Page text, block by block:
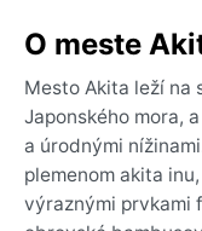
O meste
Mesto Akita leží na
Japonského mora,
a úrodnými
plemenom akita
výraznými prvkami